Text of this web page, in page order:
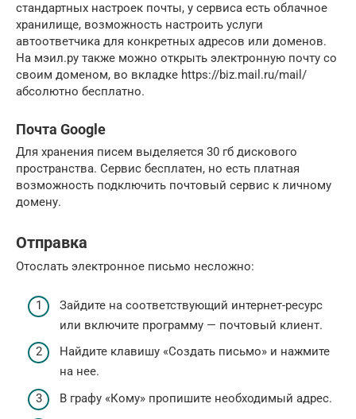
стандартных настроек почты, у сервиса есть облачное
хранилище, возможность настроить услуги
автоответчика для конкретных адресов или доменов.
На мэил.ру также можно открыть электронную почту со
своим доменом, во вкладке https://biz.mail.ru/mail/
абсолютно бесплатно.
Почта Google
Для хранения писем выделяется 30 гб дискового
пространства. Сервис бесплатен, но есть платная
возможность подключить почтовый сервис к личному
домену.
Отправка
Отослать электронное письмо несложно:
Зайдите на соответствующий интернет-ресурс
или включите программу — почтовый клиент.
Найдите клавишу «Создать письмо» и нажмите
на нее.
В графу «Кому» пропишите необходимый адрес.